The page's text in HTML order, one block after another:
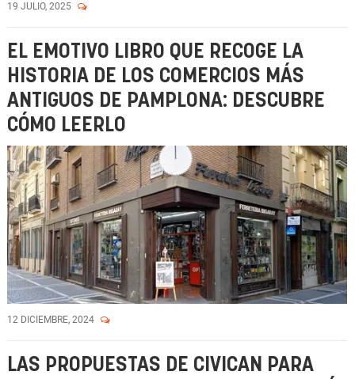
19 JULIO, 2025
EL EMOTIVO LIBRO QUE RECOGE LA
HISTORIA DE LOS COMERCIOS MÁS
ANTIGUOS DE PAMPLONA: DESCUBRE
CÓMO LEERLO
12 DICIEMBRE, 2024
LAS PROPUESTAS DE CIVICAN PARA